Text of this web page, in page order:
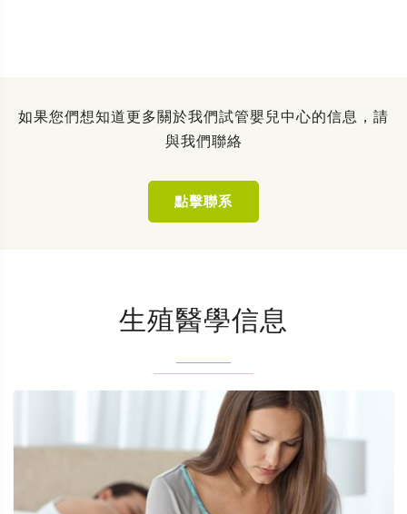
如果您們想知道更多關於我們試管嬰兒中心的信息，請
與我們聯絡
點擊聯系
生殖醫學信息